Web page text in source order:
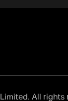
All rights